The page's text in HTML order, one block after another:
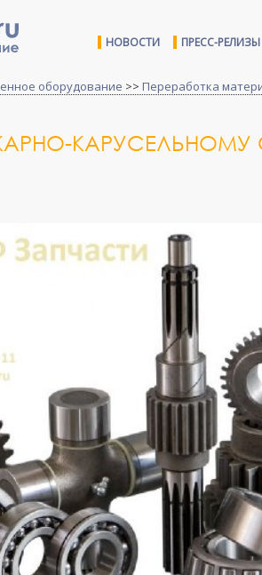
НОВОСТИ ПРЕСС-РЕЛИЗЫ
оборудование >> Переработка
КАРУСЕЛЬНОМУ